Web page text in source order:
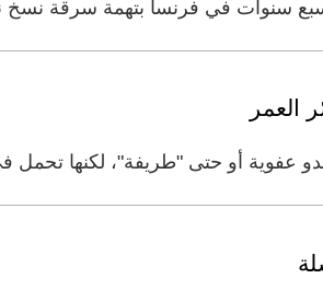
في فرنسا بتهمة سرقة نسخ
عفوية أو حتى "طريفة"، لكنها تحمل